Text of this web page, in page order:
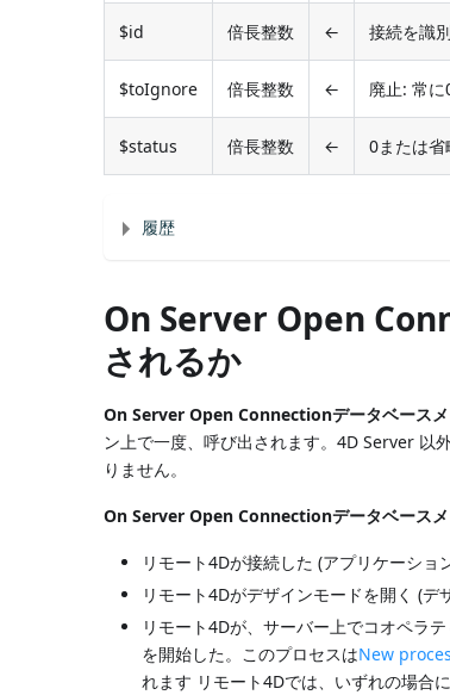
$id 倍長整数 ← 接続を識
$toIgnore 倍長整数 ← 廃止: 常に
$status 倍長整数 ← 0または
履歴
On Server Open
されるか
On Server Open Connectionデータベース
ン上で一度、呼び出されます。4D Server 以
りません。
On Server Open Connectionデータベース
リモート4Dが接続した (アプリケーショ
リモート4Dがデザインモードを開く (デ
リモート4Dが、サーバー上でコオペラ
を開始した。このプロセスはNew
れます リモート4Dでは、いずれの場合